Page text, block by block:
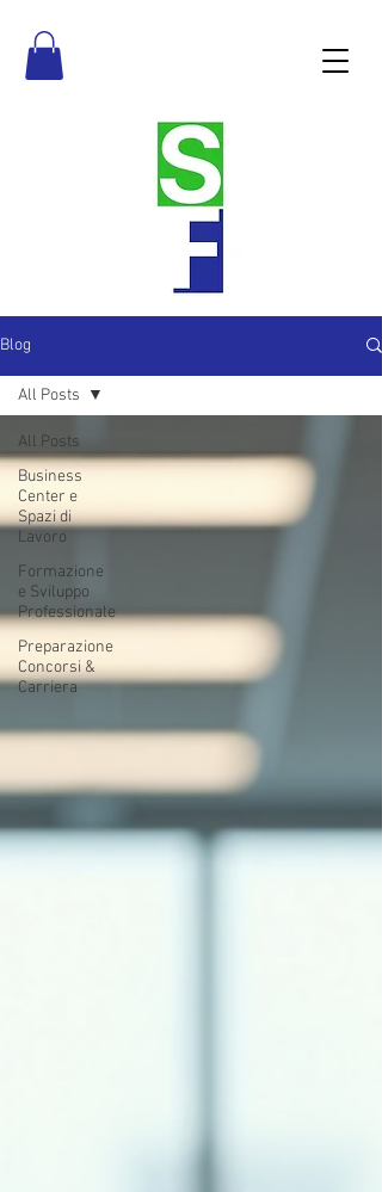
Blog
All Posts
Business
Center e
Spazi di
Lavoro
Formazione
e Sviluppo
Professionale
Preparazione
Concorsi &
Carriera
All Posts